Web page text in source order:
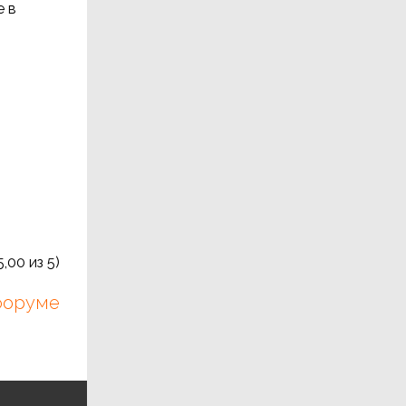
в
из 5)